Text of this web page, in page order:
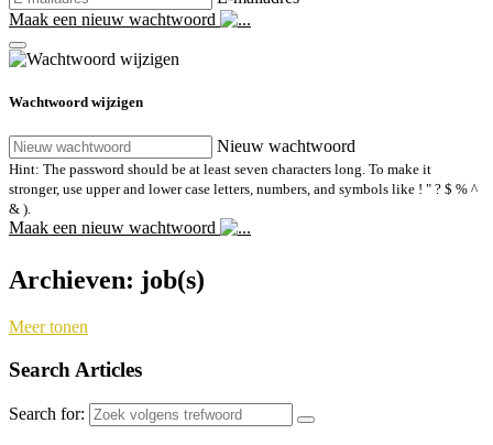
Maak een nieuw wachtwoord
Wachtwoord wijzigen
Nieuw wachtwoord
Hint: The password should be at least seven characters long. To make it
stronger, use upper and lower case letters, numbers, and symbols like ! " ? $ % ^
& ).
Maak een nieuw wachtwoord
Archieven: job(s)
Meer tonen
Search Articles
Search for: